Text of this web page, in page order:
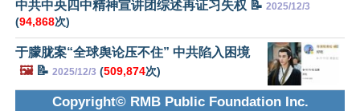
中共中央四中精神宣讲团综述再证习失权 📝 2025/12/3
(94,868次)
于朦胧案“全球舆论压不住” 中共陷入困境
🖼️📝 2025/12/3 (509,874次)
Copyright© RMB Public Foundation Inc.